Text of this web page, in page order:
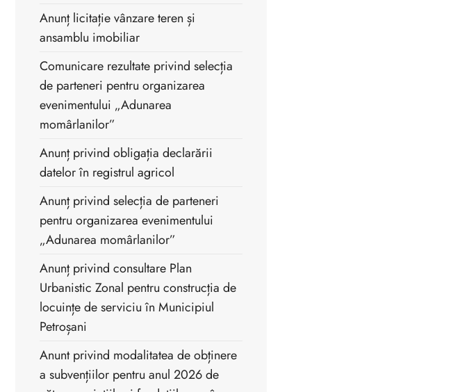
Anunț licitație vânzare teren și
ansamblu imobiliar
Comunicare rezultate privind selecția
de parteneri pentru organizarea
evenimentului „Adunarea
momârlanilor”
Anunț privind obligația declarării
datelor în registrul agricol
Anunț privind selecția de parteneri
pentru organizarea evenimentului
„Adunarea momârlanilor”
Anunț privind consultare Plan
Urbanistic Zonal pentru construcția de
locuințe de serviciu în Municipiul
Petroșani
Anunt privind modalitatea de obținere
a subvențiilor pentru anul 2026 de